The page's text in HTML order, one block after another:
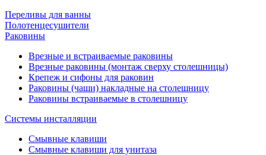
Переливы для ванны
Полотенцесушители
Раковины
Врезные и встраиваемые раковины
Врезные раковины (монтаж сверху столешницы)
Крепеж и сифоны для раковин
Раковины (чаши) накладные на столешницу
Раковины встраиваемые в столешницу
Системы инсталляции
Смывные клавиши
Смывные клавиши для унитаза